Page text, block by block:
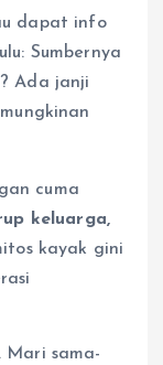
dapat info
Sumbernya
Ada janji
cuma
keluarga,
kayak gini
Mari sama-